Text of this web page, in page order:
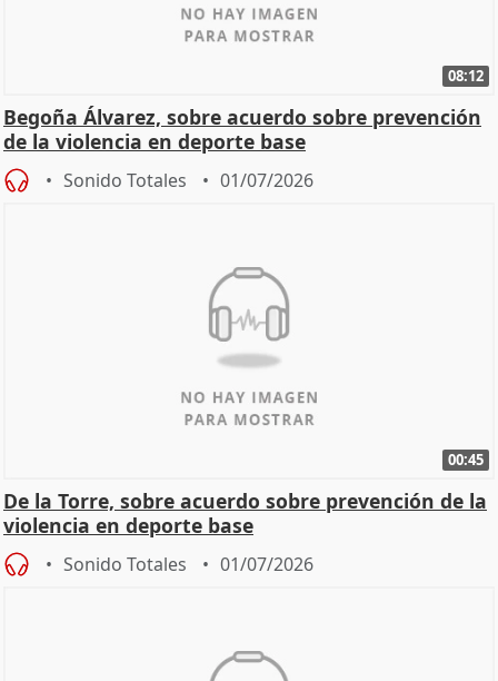
08:12
Begoña Álvarez, sobre acuerdo sobre prevención
de la violencia en deporte base
Sonido Totales 01/07/2026
00:45
De la Torre, sobre acuerdo sobre prevención de la
violencia en deporte base
Sonido Totales 01/07/2026